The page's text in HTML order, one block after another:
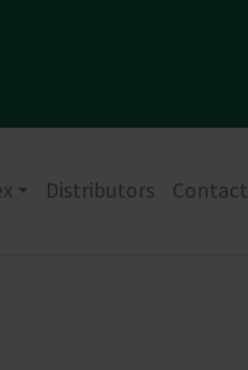
Distributors Contact